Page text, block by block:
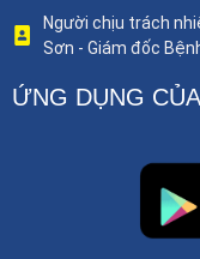
Người chịu trách
Sơn - Giám đốc
ỨNG DỤNG